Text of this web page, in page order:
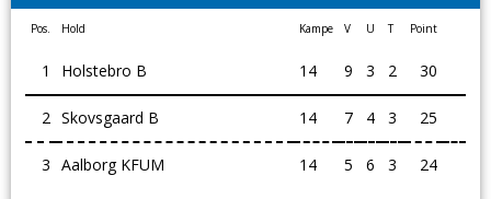
Pos. Hold Kampe V U T Point
1 Holstebro B 14 9 3 2 30
2 Skovsgaard B 14 7 4 3 25
3 Aalborg KFUM 14 5 6 3 24